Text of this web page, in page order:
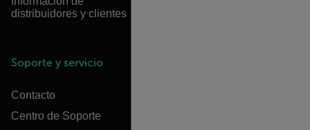
distribuidores y clientes
Soporte y servicio
Contacto
Centro de Soporte